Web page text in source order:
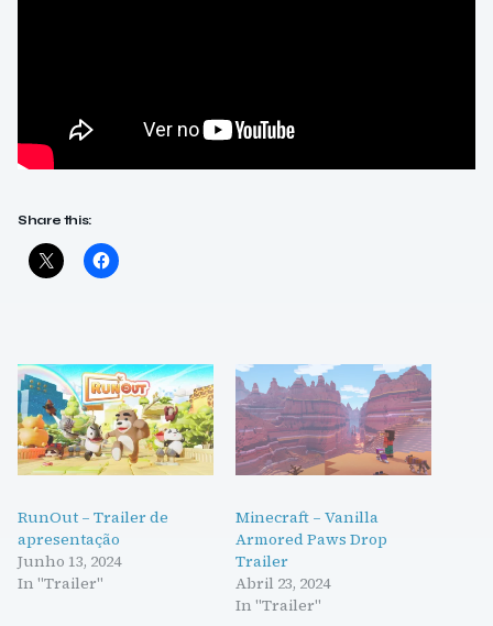
Share this:
RunOut – Trailer de
apresentação
Junho 13, 2024
In "Trailer"
Minecraft – Vanilla
Armored Paws Drop
Trailer
Abril 23, 2024
In "Trailer"